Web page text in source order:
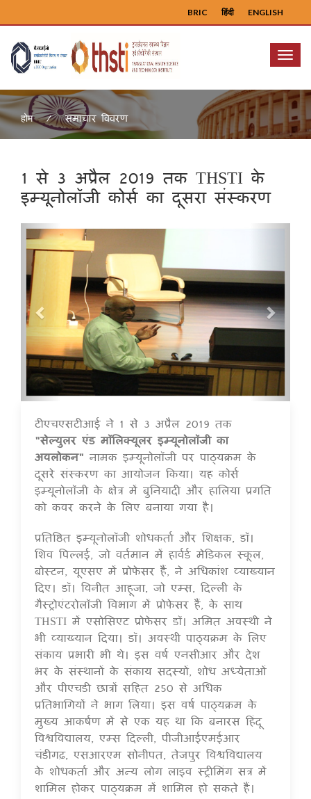
ENGLISH
हिंदी
BRIC
Menu
होम समाचार विवरण
1 से 3 अप्रैल 2019 तक THSTI के
इम्यूनोलॉजी कोर्स का दूसरा संस्करण
Previous
टीएचएसटीआई ने 1 से 3 अप्रैल 2019 तक
"सेल्युलर एंड मॉलिक्यूलर इम्यूनोलॉजी का
अवलोकन" नामक इम्यूनोलॉजी पर पाठ्यक्रम के
दूसरे संस्करण का आयोजन किया। यह कोर्स
इम्यूनोलॉजी के क्षेत्र में बुनियादी और हालिया प्रगति
को कवर करने के लिए बनाया गया है।
प्रतिष्ठित इम्यूनोलॉजी शोधकर्ता और शिक्षक, डॉ।
शिव पिल्लई, जो वर्तमान में हार्वर्ड मेडिकल स्कूल,
बोस्टन, यूएसए में प्रोफेसर हैं, ने अधिकांश व्याख्यान
दिए। डॉ। विनीत आहूजा, जो एम्स, दिल्ली के
गैस्ट्रोएंटरोलॉजी विभाग में प्रोफेसर हैं, के साथ
THSTI में एसोसिएट प्रोफेसर डॉ। अमित अवस्थी ने
भी व्याख्यान दिया। डॉ। अवस्थी पाठ्यक्रम के लिए
संकाय प्रभारी भी थे। इस वर्ष एनसीआर और देश
भर के संस्थानों के संकाय सदस्यों, शोध अध्येताओं
और पीएचडी छात्रों सहित 250 से अधिक
प्रतिभागियों ने भाग लिया। इस वर्ष पाठ्यक्रम के
मुख्य आकर्षण में से एक यह था कि बनारस हिंदू
विश्वविद्यालय, एम्स दिल्ली, पीजीआईएमईआर
चंडीगढ़, एसआरएम सोनीपत, तेजपुर विश्वविद्यालय
के शोधकर्ता और अन्य लोग लाइव स्ट्रीमिंग सत्र में
शामिल होकर पाठ्यक्रम में शामिल हो सकते हैं।